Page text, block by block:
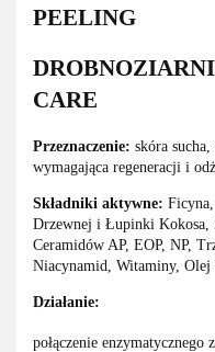
PEELING
CARE
Przeznaczenie: skóra
wymagająca regeneracji i
Składniki aktywne:
Drzewnej i Łupinki Kokosa,
Ceramidów AP, EOP, NP,
Niacynamid, Witaminy, Olej
Działanie:
połączenie enzymatycznego